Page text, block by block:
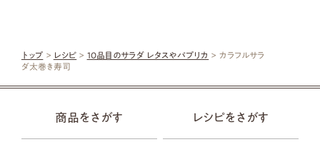
トップ > レシピ > 10品目のサラダ レタスやパプリカ > カラフルサラ
ダ太巻き寿司
商品をさがす レシピをさがす